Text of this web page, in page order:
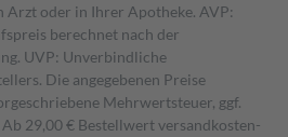
Arzt oder in Ihrer Apotheke. AVP:
berechnet nach der
UVP: Unverbindliche
Die angegebenen Preise
Mehrwertsteuer, ggf.
Ab 29,00 € Bestell­wert versand­kosten­